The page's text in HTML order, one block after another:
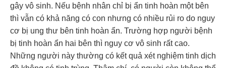
gây vô sinh. Nếu bệnh nhân chỉ bị ẩn tinh hoàn một bên
thì vẫn có khả năng có con nhưng có nhiều rủi ro do nguy
cơ bị ung thư bên tinh hoàn ẩn. Trường hợp người bệnh
bị tinh hoàn ẩn hai bên thì nguy cơ vô sinh rất cao.
Những người này thường có kết quả xét nghiệm tinh dịch